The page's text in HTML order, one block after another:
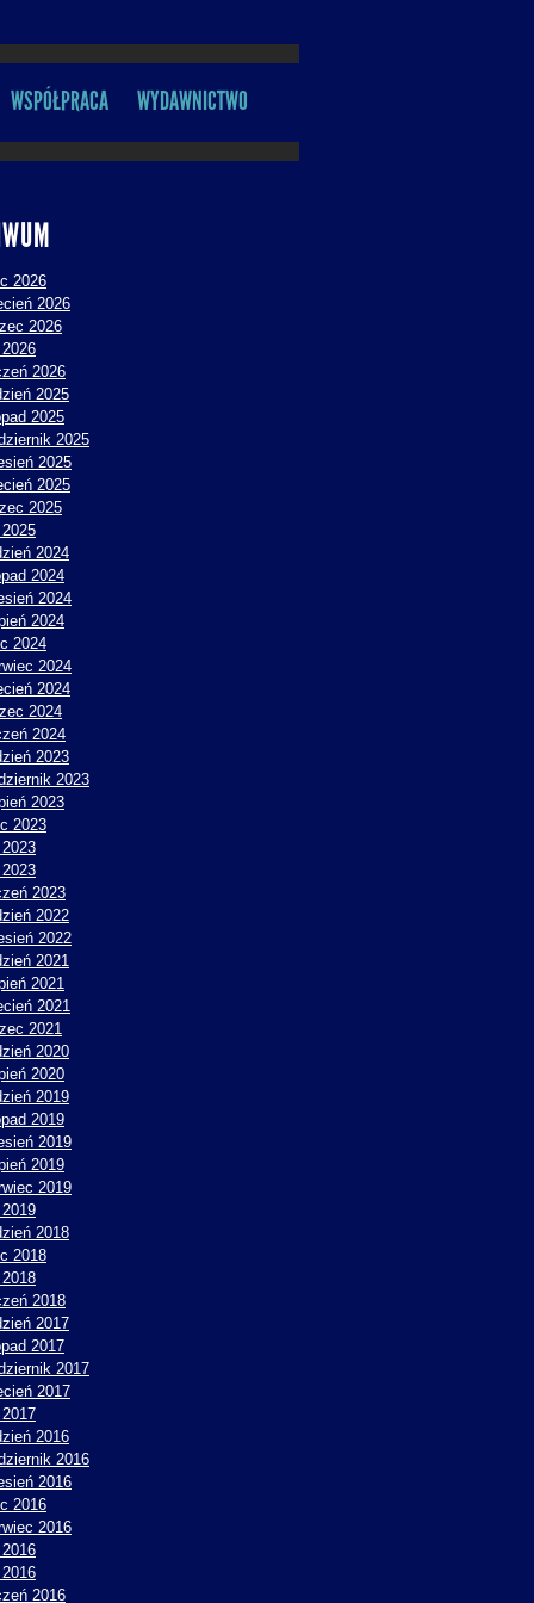
WSPÓŁPRACA WYDAWNICTWO
2026
2026
2026
2026
2025
2025
2025
2025
2025
2025
2024
2024
2024
2024
2024
2024
2024
2024
2024
2023
2023
2023
2023
2023
2022
2022
2021
2021
2021
2021
2020
2020
2019
2019
2019
2019
2019
2018
2018
2018
2017
2017
2017
2017
2016
2016
2016
2016
2016
2016